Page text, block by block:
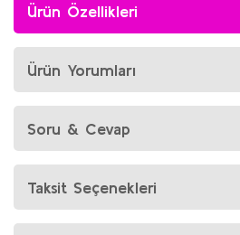
Ürün Özellikleri
Ürün Yorumları
Soru & Cevap
Taksit Seçenekleri